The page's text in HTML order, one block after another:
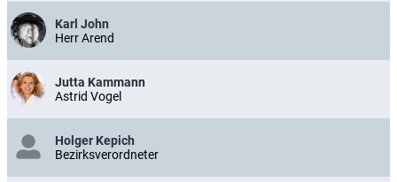
Karl John
Herr Arend
Jutta Kammann
Astrid Vogel
Holger Kepich
Bezirksverordneter